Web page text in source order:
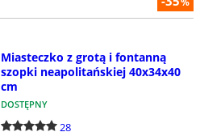
Miasteczko z grotą i fontanną
szopki neapolitańskiej 40x34x40
cm
DOSTĘPNY
28